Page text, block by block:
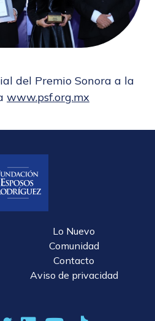
del Premio Sonora a la
www.psf.org.mx
Lo Nuevo
Comunidad
Contacto
Aviso de privacidad